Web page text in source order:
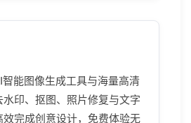
能图像生成工具与海量高清
水印、抠图、照片修复与文字
效完成创意设计，免费体验无